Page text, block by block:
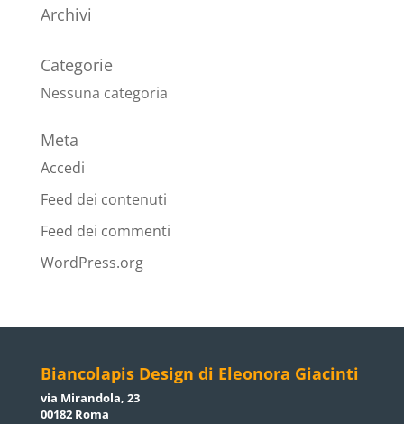
Archivi
Categorie
Nessuna categoria
Meta
Accedi
Feed dei contenuti
Feed dei commenti
WordPress.org
Biancolapis Design di Eleonora Giacinti
via Mirandola, 23
00182 Roma